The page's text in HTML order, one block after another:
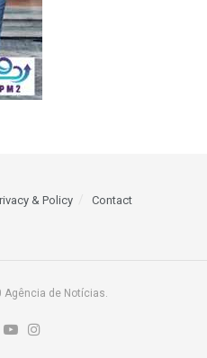
& Policy Contact
Agência de Notícias.